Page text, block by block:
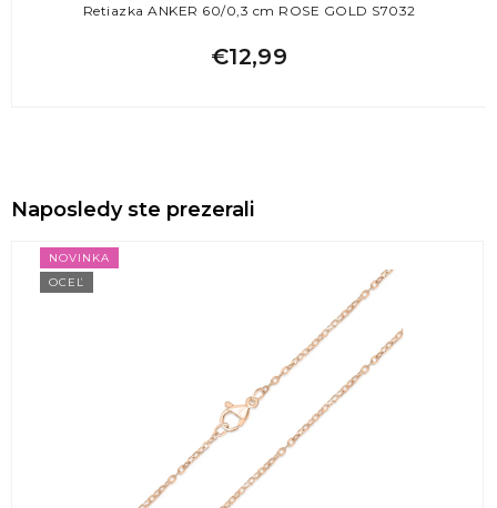
Retiazka ANKER 60/0,3 cm ROSE GOLD S7032
€12,99
Naposledy ste prezerali
NOVINKA
OCEĽ